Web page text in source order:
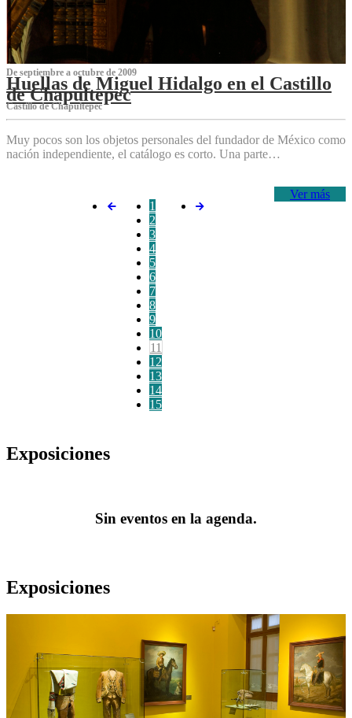
De septiembre a octubre de 2009
Huellas de Miguel Hidalgo en el Castillo
de Chapultepec
Castillo de Chapultepec
Muy pocos son los objetos personales del fundador de México como
nación independiente, el catálogo es corto. Una parte…
Ver más
1
2
3
4
5
6
7
8
9
10
11
12
13
14
15
Exposiciones
Sin eventos en la agenda.
Exposiciones